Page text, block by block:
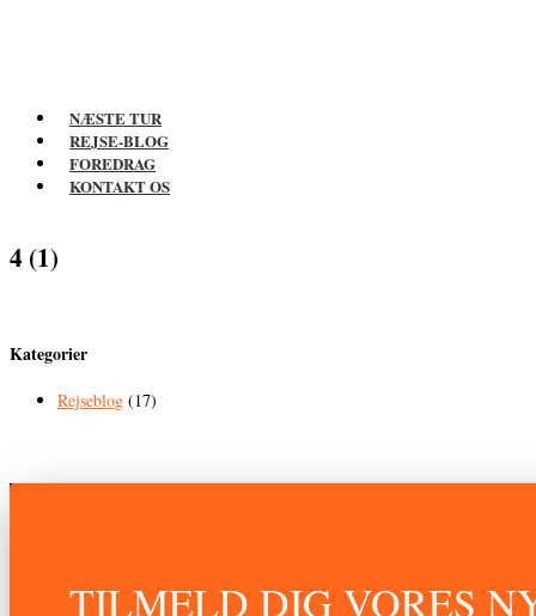
NÆSTE TUR
REJSE-BLOG
FOREDRAG
KONTAKT OS
4 (1)
Kategorier
Rejseblog (17)
TILMELD DIG VORES